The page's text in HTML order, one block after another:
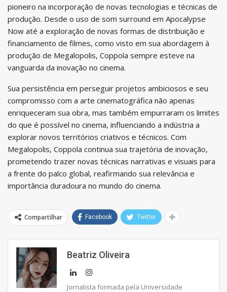
pioneiro na incorporação de novas tecnologias e técnicas de
produção. Desde o uso de som surround em Apocalypse
Now até a exploração de novas formas de distribuição e
financiamento de filmes, como visto em sua abordagem à
produção de Megalopolis, Coppola sempre esteve na
vanguarda da inovação no cinema.
Sua persistência em perseguir projetos ambiciosos e seu
compromisso com a arte cinematográfica não apenas
enriqueceram sua obra, mas também empurraram os limites
do que é possível no cinema, influenciando a indústria a
explorar novos territórios criativos e técnicos. Com
Megalopolis, Coppola continua sua trajetória de inovação,
prometendo trazer novas técnicas narrativas e visuais para
a frente do palco global, reafirmando sua relevância e
importância duradoura no mundo do cinema.
Compartilhar Facebook Twitter
Beatriz Oliveira
Jornalista formada pela Universidade